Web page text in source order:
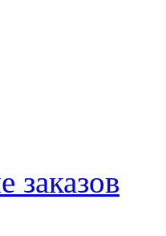
заказов